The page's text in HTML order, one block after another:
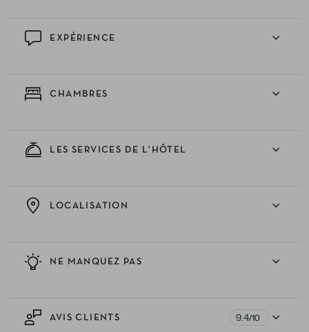
EXPÉRIENCE
CHAMBRES
LES SERVICES DE L'HÔTEL
NE MANQUEZ PAS
LOCALISATION
AVIS CLIENTS 9.4/10